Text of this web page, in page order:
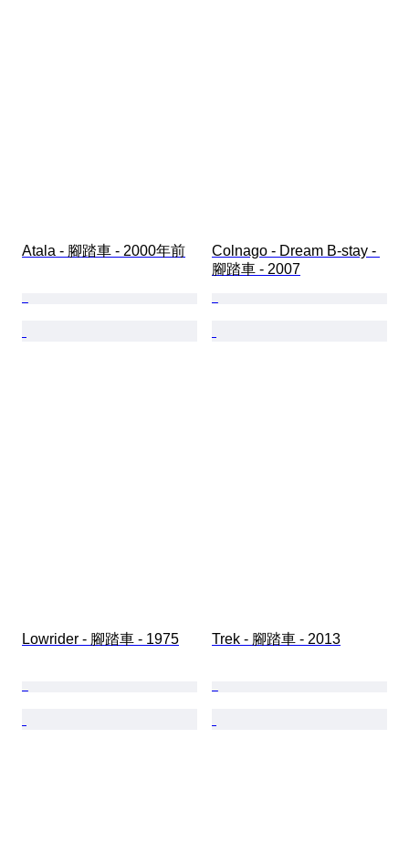
Atala - 腳踏車 - 2000年前
Colnago - Dream B-stay -
腳踏車 - 2007
Lowrider - 腳踏車 - 1975 Trek - 腳踏車 - 2013